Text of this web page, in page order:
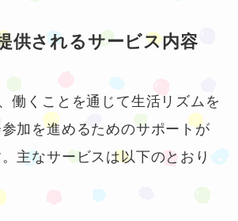
供されるサービス内容
働くことを通じて生活リズムを
加を進めるためのサポートが
主なサービスは以下のとおり